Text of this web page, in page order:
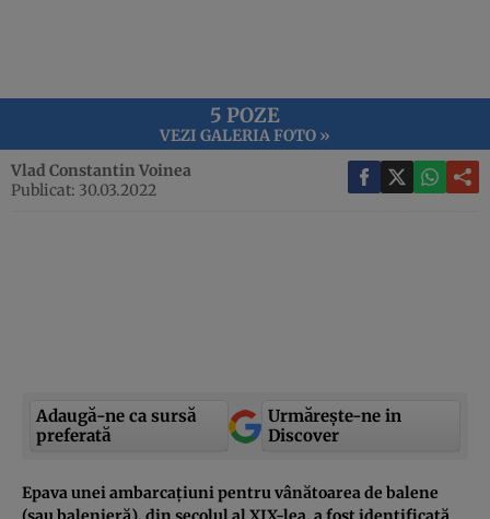
5 POZE
VEZI GALERIA FOTO »
Vlad Constantin Voinea
Publicat: 30.03.2022
Adaugă-ne ca sursă
preferată
Urmărește-ne in
Discover
Epava unei ambarcațiuni pentru vânătoarea de balene